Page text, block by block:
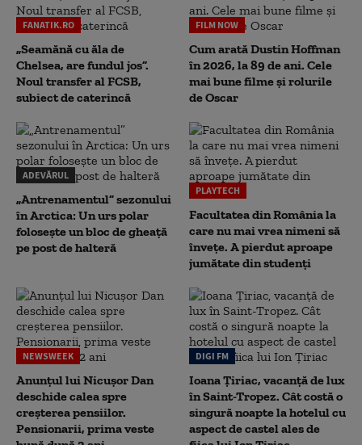
FANATIK.RO
„Seamănă cu ăla de
Chelsea, are fundul jos”.
Noul transfer al FCSB,
subiect de caterincă
FILM NOW
Cum arată Dustin Hoffman
în 2026, la 89 de ani. Cele
mai bune filme și rolurile
de Oscar
ADEVĂRUL
„Antrenamentul” sezonului
în Arctica: Un urs polar
folosește un bloc de gheață
pe post de halteră
PLAYTECH
Facultatea din România la
care nu mai vrea nimeni să
înveţe. A pierdut aproape
jumătate din studenţi
NEWSWEEK
Anunțul lui Nicușor Dan
deschide calea spre
creșterea pensiilor.
Pensionarii, prima veste
DIGI FM
Ioana Țiriac, vacanță de lux
în Saint-Tropez. Cât costă o
singură noapte la hotelul cu
aspect de castel ales de